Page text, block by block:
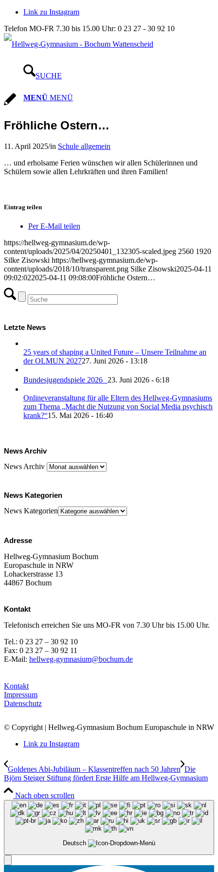
Link zu Instagram
Telefon MO-FR 7.30 bis 15.00 Uhr: 0 23 27 - 30 92 10
SUCHE
MENÜ MENÜ
Fröhliche Ostern…
11. April 2025/in Schule allgemein
… und erholsame Ferien wünschen wir allen Schülerinnen und
Schülern sowie allen Lehrkräften und ihren Familien!
Eintrag teilen
Per E-Mail teilen
https://hellweg-gymnasium.de/wp-
content/uploads/2025/04/20250401_132305-scaled.jpeg 2560 1920
Silke Zisowski https://hellweg-gymnasium.de/wp-
content/uploads/2018/10/transparent.png Silke Zisowski2025-04-11
09:02:022025-04-11 09:08:00Fröhliche Ostern…
Letzte News
25 years of shaping a United Future – Unsere Teilnahme an
der OLMUN 202727. Juni 2026 - 13:18
Bundesjugendspiele 2026 23. Juni 2026 - 6:18
Onlineveranstaltung für alle Eltern des Hellweg-Gymnasiums
zum Thema „Macht die Nutzung von Social Media psychisch
krank?“15. Mai 2026 - 16:40
News Archiv
News Archiv
News Kategorien
News Kategorien
Adresse
Hellweg-Gymnasium Bochum
Europaschule in NRW
Lohackerstrasse 13
44867 Bochum
Kontakt
Telefonisch erreichen Sie uns MO-FR von 7.30 Uhr bis 15.00 Uhr.
Tel.: 0 23 27 – 30 92 10
Fax: 0 23 27 – 30 92 11
E-Mail: hellweg-gymnasium@bochum.de
Kontakt
Impressum
Datenschutz
© Copyright | Hellweg-Gymnasium Bochum Europaschule in NRW
Link zu Instagram
Goldenes Abi-Jubiläum – Klassentreffen nach 50 Jahren Die
Björn Steiger Stiftung fördert Erste Hilfe am Hellweg-Gymnasium
Nach oben scrollen
Deutsch